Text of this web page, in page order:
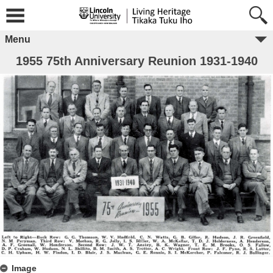
Menu
1955 75th Anniversary Reunion 1931-1940
Image